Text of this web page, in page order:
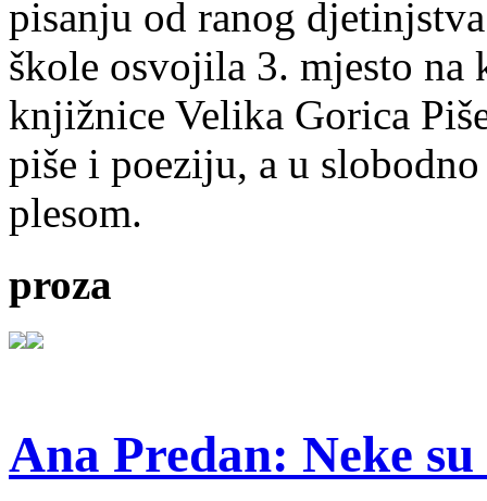
pisanju od ranog
škole osvojila 3. mjesto na
knjižnice Velika Gorica
piše i poeziju, a u
plesom.
proza
Ana Predan: Neke